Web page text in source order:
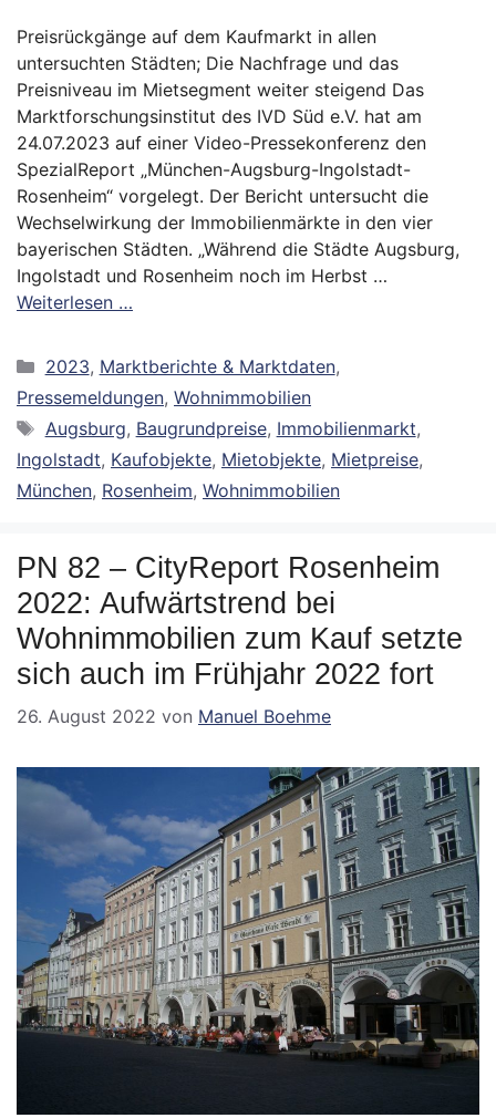
Preisrückgänge auf dem Kaufmarkt in allen
untersuchten Städten; Die Nachfrage und das
Preisniveau im Mietsegment weiter steigend Das
Marktforschungsinstitut des IVD Süd e.V. hat am
24.07.2023 auf einer Video-Pressekonferenz den
SpezialReport „München-Augsburg-Ingolstadt-
Rosenheim“ vorgelegt. Der Bericht untersucht die
Wechselwirkung der Immobilienmärkte in den vier
bayerischen Städten. „Während die Städte Augsburg,
Ingolstadt und Rosenheim noch im Herbst …
Weiterlesen …
Kategorien
2023, Marktberichte & Marktdaten,
Pressemeldungen, Wohnimmobilien
Schlagwörter
Augsburg, Baugrundpreise, Immobilienmarkt,
Ingolstadt, Kaufobjekte, Mietobjekte, Mietpreise,
München, Rosenheim, Wohnimmobilien
PN 82 – CityReport Rosenheim
2022: Aufwärtstrend bei
Wohnimmobilien zum Kauf setzte
sich auch im Frühjahr 2022 fort
26. August 2022 von Manuel Boehme